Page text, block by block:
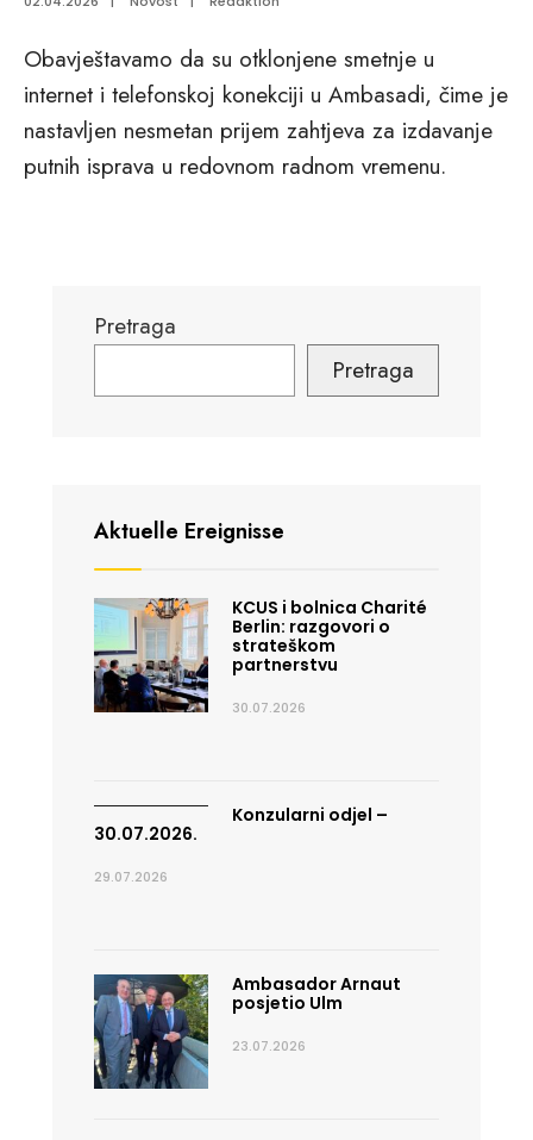
Obavještavamo da su otklonjene smetnje u
internet i telefonskoj konekciji u Ambasadi, čime je
nastavljen nesmetan prijem zahtjeva za izdavanje
putnih isprava u redovnom radnom vremenu.
Pretraga
Pretraga
Aktuelle Ereignisse
KCUS i bolnica Charité
Berlin: razgovori o
strateškom
partnerstvu
30.07.2026
Konzularni odjel –
30.07.2026.
29.07.2026
Ambasador Arnaut
posjetio Ulm
23.07.2026